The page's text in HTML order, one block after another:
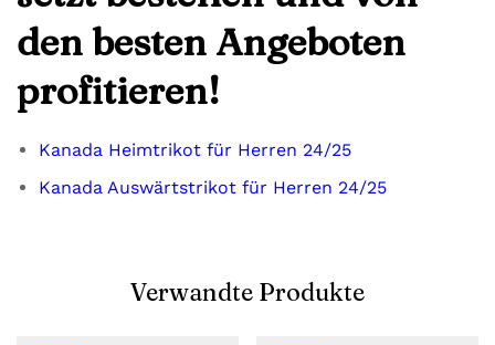
den besten Angeboten
profitieren!
Kanada Heimtrikot für Herren 24/25
Kanada Auswärtstrikot für Herren 24/25
Verwandte Produkte